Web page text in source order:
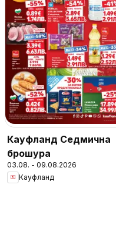
Кауфланд Седмична
брошура
03.08. - 09.08.2026
Кауфланд